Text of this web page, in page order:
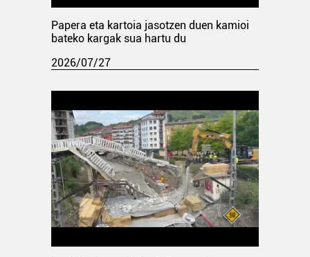
Papera eta kartoia jasotzen duen kamioi
bateko kargak sua hartu du
2026/07/27